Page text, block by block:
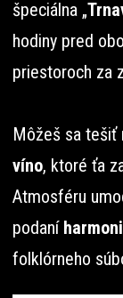
špeciálna „
hodiny pred
priestoroch za
Môžeš sa tešiť
víno, ktoré ťa
Atmosféru
podaní
folklórneho